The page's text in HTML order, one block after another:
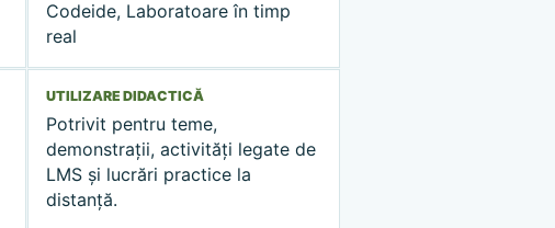
Codeide, Laboratoare în timp
real
UTILIZARE DIDACTICĂ
Potrivit pentru teme,
demonstrații, activități legate de
LMS și lucrări practice la
distanță.